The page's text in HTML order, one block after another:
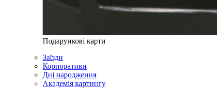
Подарункові карти
Заїзди
Корпоративи
Дні народження
Академія картингу